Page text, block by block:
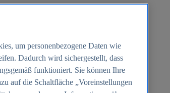
um personenbezogene Daten wie
Dadurch wird sichergestellt, dass
funktioniert. Sie können Ihre
auf die Schaltfläche „Voreinstellungen